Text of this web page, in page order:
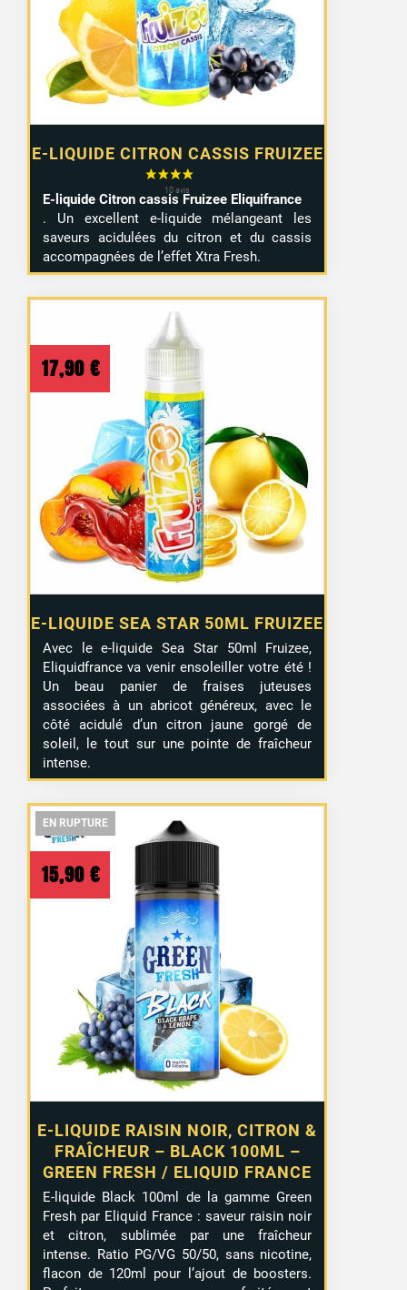
E-LIQUIDE CITRON CASSIS FRUIZEE
E-liquide Citron cassis Fruizee Eliquifrance
. Un excellent e-liquide mélangeant les
saveurs acidulées du citron et du cassis
accompagnées de l’effet Xtra Fresh.
E-LIQUIDE SEA STAR 50ML FRUIZEE
17,90 €
Avec le e-liquide Sea Star 50ml Fruizee,
Eliquidfrance va venir ensoleiller votre été !
Un beau panier de fraises juteuses
associées à un abricot généreux, avec le
côté acidulé d’un citron jaune gorgé de
soleil, le tout sur une pointe de fraîcheur
intense.
EN RUPTURE
EN RUPTURE
E-LIQUIDE RAISIN NOIR, CITRON &
FRAÎCHEUR – BLACK 100ML –
GREEN FRESH / ELIQUID FRANCE
15,90 €
E-liquide Black 100ml de la gamme Green
Fresh par Eliquid France : saveur raisin noir
et citron, sublimée par une fraîcheur
intense. Ratio PG/VG 50/50, sans nicotine,
flacon de 120ml pour l’ajout de boosters.
EN RUPTURE